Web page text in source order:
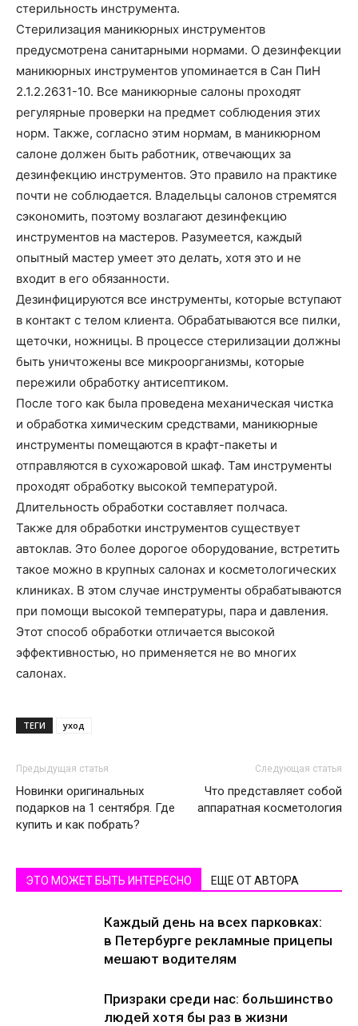
стерильность инструмента.
Стерилизация маникюрных инструментов
предусмотрена санитарными нормами. О дезинфекции
маникюрных инструментов упоминается в Сан ПиН
2.1.2.2631-10. Все маникюрные салоны проходят
регулярные проверки на предмет соблюдения этих
норм. Также, согласно этим нормам, в маникюрном
салоне должен быть работник, отвечающих за
дезинфекцию инструментов. Это правило на практике
почти не соблюдается. Владельцы салонов стремятся
сэкономить, поэтому возлагают дезинфекцию
инструментов на мастеров. Разумеется, каждый
опытный мастер умеет это делать, хотя это и не
входит в его обязанности.
Дезинфицируются все инструменты, которые вступают
в контакт с телом клиента. Обрабатываются все пилки,
щеточки, ножницы. В процессе стерилизации должны
быть уничтожены все микроорганизмы, которые
пережили обработку антисептиком.
После того как была проведена механическая чистка
и обработка химическим средствами, маникюрные
инструменты помещаются в крафт-пакеты и
отправляются в сухожаровой шкаф. Там инструменты
проходят обработку высокой температурой.
Длительность обработки составляет полчаса.
Также для обработки инструментов существует
автоклав. Это более дорогое оборудование, встретить
такое можно в крупных салонах и косметологических
клиниках. В этом случае инструменты обрабатываются
при помощи высокой температуры, пара и давления.
Этот способ обработки отличается высокой
эффективностью, но применяется не во многих
салонах.
ТЕГИ уход
Предыдущая статья
Новинки оригинальных
подарков на 1 сентября. Где
купить и как побрать?
Следующая статья
Что представляет собой
аппаратная косметология
ЭТО МОЖЕТ БЫТЬ ИНТЕРЕСНО ЕЩЕ ОТ АВТОРА
Каждый день на всех парковках:
в Петербурге рекламные прицепы
мешают водителям
Призраки среди нас: большинство
людей хотя бы раз в жизни